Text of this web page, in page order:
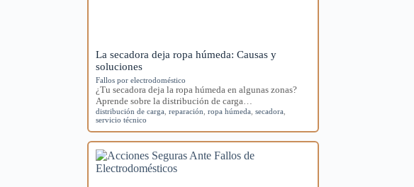
La secadora deja ropa húmeda: Causas y
soluciones
Fallos por electrodoméstico
¿Tu secadora deja la ropa húmeda en algunas zonas?
Aprende sobre la distribución de carga…
distribución de carga ,reparación ,ropa húmeda ,secadora
servicio técnico